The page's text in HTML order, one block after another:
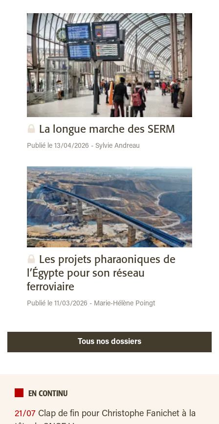
La longue marche des SERM
Publié le 13/04/2026 - Sylvie Andreau
Les projets pharaoniques de
l’Égypte pour son réseau
ferroviaire
Publié le 11/03/2026 - Marie-Hélène Poingt
Tous nos dossiers
EN CONTINU
21/07 Clap de fin pour Christophe Fanichet à la